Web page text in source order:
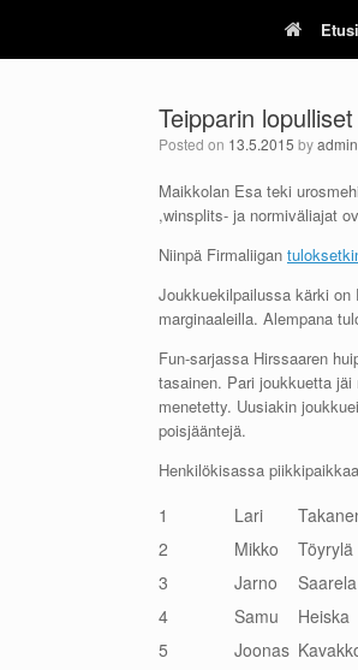
content
Teipparin
Posted on 13.5.2015 byadmin
Maikkolan Esa teki
,winsplits- ja normiväliajat
Niinpä Firmaliigan
Joukkuekilpailussa kärki
marginaaleilla. Alempana
Fun-sarjassa Hirssaaren
tasainen. Pari joukkuetta
menetetty. Uusiakin
poisjääntejä.
Henkilökisassa
1 Lari
2
Mikko Töyrylä
3
Jarno Saarela
4
Samu Heiska
5
Joonas